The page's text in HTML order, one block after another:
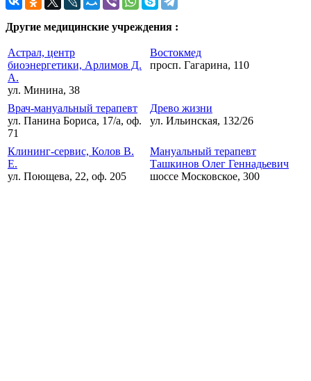
Другие медицинские учреждения :
Астрал, центр
биоэнергетики, Арлимов Д.
А.
ул. Минина, 38
Востокмед
просп. Гагарина, 110
Врач-мануальный терапевт
ул. Панина Бориса, 17/а, оф.
71
Древо жизни
ул. Ильинская, 132/26
Клининг-сервис, Колов В.
Е.
ул. Поющева, 22, оф. 205
Мануальный терапевт
Ташкинов Олег Геннадьевич
шоссе Московское, 300